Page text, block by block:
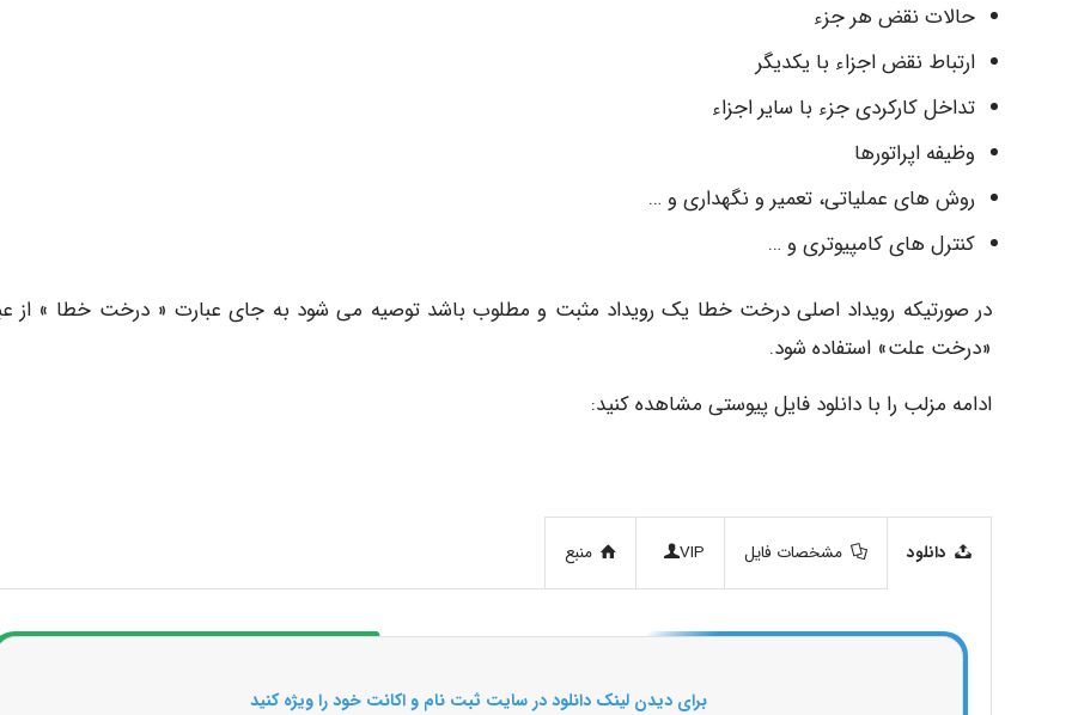
حالات نقض هر جزء
ارتباط نقض اجزاء با یکدیگر
تداخل کارکردی جزء با سایر اجزاء
وظیفه اپراتورها
روش های عملیاتی، تعمیر و نگهداری و …
کنترل های کامپیوتری و …
در صورتیکه رویداد اصلی درخت خطا یک رویداد مثبت و مطلوب باشد توصیه می شود به جای عبارت « درخت خطا » از
«درخت علت» استفاده شود.
ادامه مزلب را با دانلود فایل پیوستی مشاهده کنید:
دانلود مشخصات فایل VIP منبع
برای دیدن لینک دانلود در سایت ثبت نام و اکانت خود را ویژه کنید